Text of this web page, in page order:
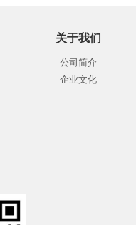
关于我们
公司简介
企业文化